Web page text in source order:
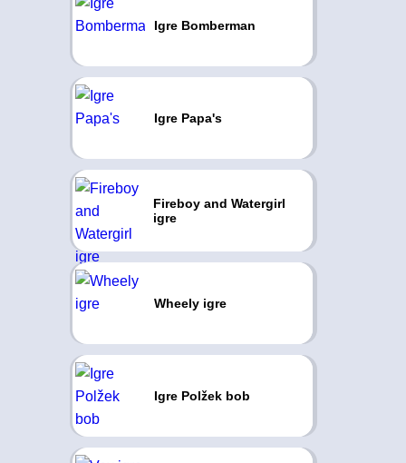
Igre Bomberman
Igre Papa's
Fireboy and Watergirl
igre
Wheely igre
Igre Polžek bob